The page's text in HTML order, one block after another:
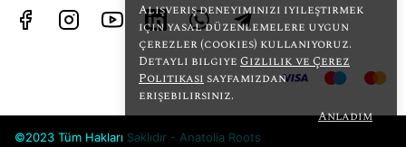
Alışveriş deneyiminizi iyileştirmek
için yasal düzenlemelere uygun
çerezler (cookies) kullanıyoruz.
Detaylı bilgiye Gizlilik ve Çerez
Politikasısayfamızdan
erişebilirsiniz.
Anladım
©2023 Tüm Hakları Saklıdır - Anatolia Roots